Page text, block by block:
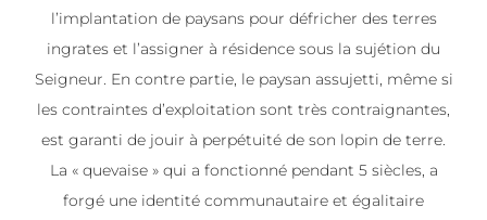
l’implantation de paysans pour défricher des terres
ingrates et l’assigner à résidence sous la sujétion du
Seigneur. En contre partie, le paysan assujetti, même si
les contraintes d’exploitation sont très contraignantes,
est garanti de jouir à perpétuité de son lopin de terre.
La « quevaise » qui a fonctionné pendant 5 siècles, a
forgé une identité communautaire et égalitaire